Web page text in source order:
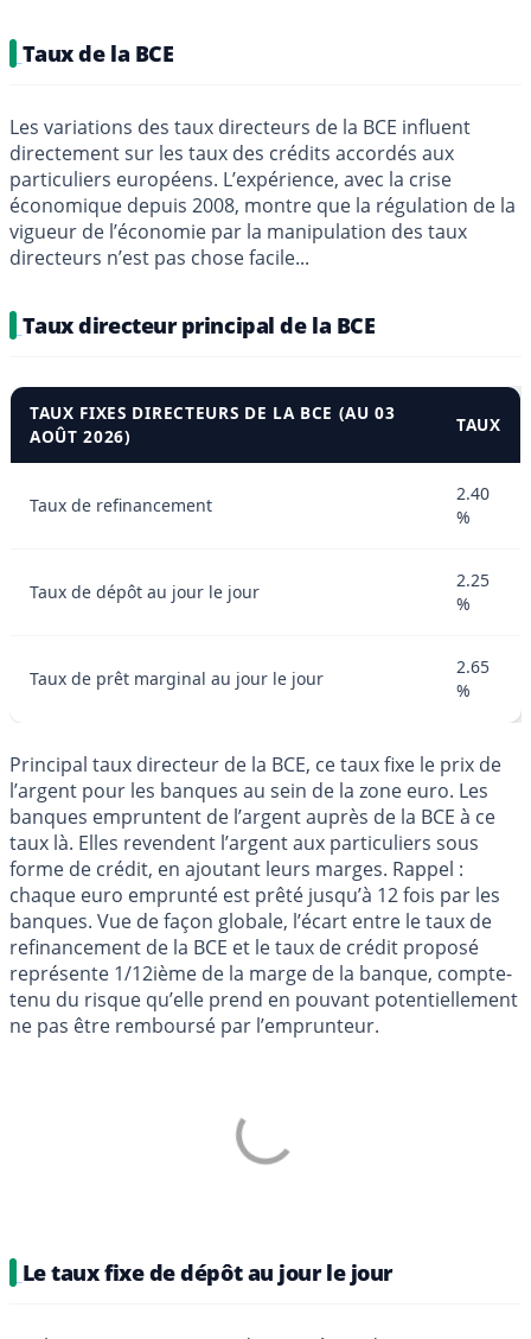
Taux de la BCE
Les variations des taux directeurs de la BCE influent
directement sur les taux des crédits accordés aux
particuliers européens. L’expérience, avec la crise
économique depuis 2008, montre que la régulation de la
vigueur de l’économie par la manipulation des taux
directeurs n’est pas chose facile...
Taux directeur principal de la BCE
TAUX FIXES DIRECTEURS DE LA BCE (AU 03
AOÛT 2026)
TAUX
Taux de refinancement
2.40
%
Taux de dépôt au jour le jour
2.25
%
Taux de prêt marginal au jour le jour
2.65
%
Principal taux directeur de la BCE, ce taux fixe le prix de
l’argent pour les banques au sein de la zone euro. Les
banques empruntent de l’argent auprès de la BCE à ce
taux là. Elles revendent l’argent aux particuliers sous
forme de crédit, en ajoutant leurs marges. Rappel :
chaque euro emprunté est prêté jusqu’à 12 fois par les
banques. Vue de façon globale, l’écart entre le taux de
refinancement de la BCE et le taux de crédit proposé
représente 1/12ième de la marge de la banque, compte-
tenu du risque qu’elle prend en pouvant potentiellement
ne pas être remboursé par l’emprunteur.
Le taux fixe de dépôt au jour le jour